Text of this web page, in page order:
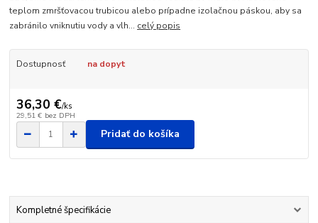
teplom zmršťovacou trubicou alebo prípadne izolačnou páskou, aby sa
zabránilo vniknutiu vody a vlh... celý popis
Dostupnosť na dopyt
36,30 €/ks
29,51 € bez DPH
Pridať do košíka
Kompletné špecifikácie